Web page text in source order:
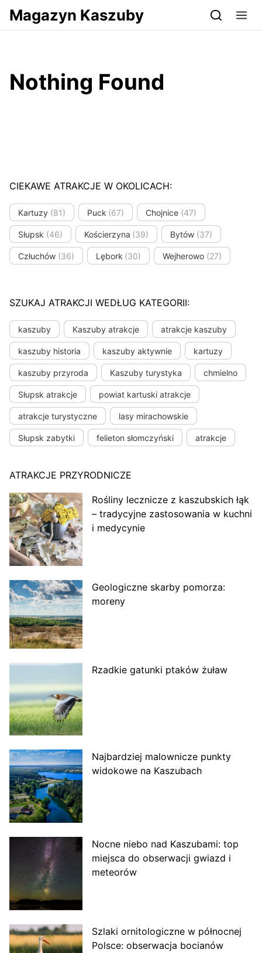
Przejdź do serwisu magazynkaszuby.pl
Magazyn Kaszuby
Nothing Found
CIEKAWE ATRAKCJE W OKOLICACH:
Kartuzy (81) Puck (67) Chojnice (47)
Słupsk (46) Kościerzyna (39) Bytów (37)
Człuchów (36) Lębork (30) Wejherowo (27)
SZUKAJ ATRAKCJI WEDŁUG KATEGORII:
kaszuby Kaszuby atrakcje atrakcje kaszuby
kaszuby historia kaszuby aktywnie kartuzy
kaszuby przyroda Kaszuby turystyka chmielno
Słupsk atrakcje powiat kartuski atrakcje
atrakcje turystyczne lasy mirachowskie
Słupsk zabytki felieton słomczyński atrakcje
ATRAKCJE PRZYRODNICZE
Rośliny lecznicze z kaszubskich łąk
– tradycyjne zastosowania w kuchni
i medycynie
Geologiczne skarby pomorza:
moreny
Rzadkie gatunki ptaków żuław
Najbardziej malownicze punkty
widokowe na Kaszubach
Nocne niebo nad Kaszubami: top
miejsca do obserwacji gwiazd i
meteorów
Szlaki ornitologiczne w północnej
Polsce: obserwacja bocianów